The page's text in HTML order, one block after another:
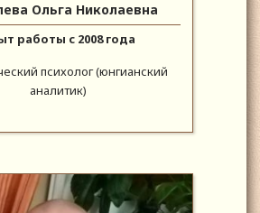
Ольга Николаевна
работы с 2008 года
психолог (юнгианский
аналитик)